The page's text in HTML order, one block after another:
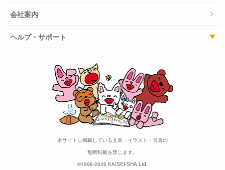
会社案内
ヘルプ・サポート
本サイトに掲載している文章・イラスト・写真の
無断転載を禁じます。
©1998-2026 KAISEI-SHA Ltd.